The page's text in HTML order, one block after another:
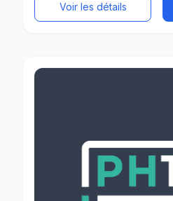
Voir les détails